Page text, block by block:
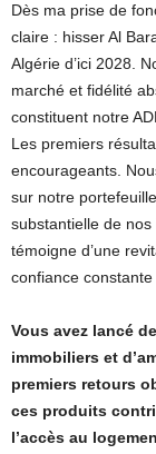
Dès ma prise de
claire : hisser Al
Algérie d’ici 2028.
marché et fidélité
constituent notre
Les premiers
encourageants.
sur notre
substantielle de
témoigne d’une
confiance
Vous avez lancé
immobiliers et
premiers retours
ces produits
l’accès au